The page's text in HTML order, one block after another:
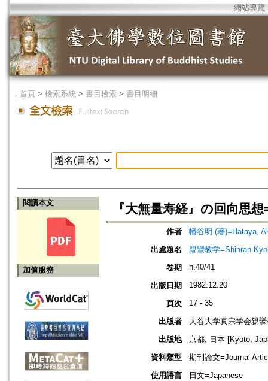
網站導覽
． 首頁 > 檢索系統 > 書目檢索 > 書目明細
閱讀本文
加值服務
『大無量寿経』の回向思
作者
幡谷明 (著)=Hataya,
出處題名
親鸞教学=Shinran
卷期
n.40/41
出版日期 1982.12.20
頁次 17 - 35
出版者
大谷大学真宗学会親
出版地
京都, 日本 [Kyoto,
資料類型
期刊論文=Journal
使用語言
日文=Japanese